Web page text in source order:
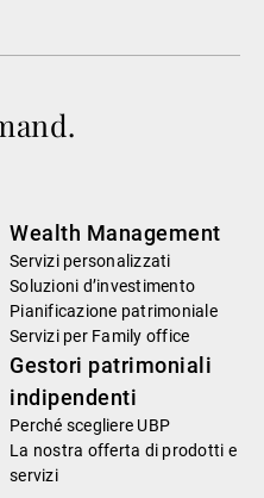
Wealth Management
Servizi personalizzati
Soluzioni d’investimento
Pianificazione patrimoniale
Servizi per Family office
Gestori patrimoniali
indipendenti
Perché scegliere UBP
La nostra offerta di prodotti e
servizi